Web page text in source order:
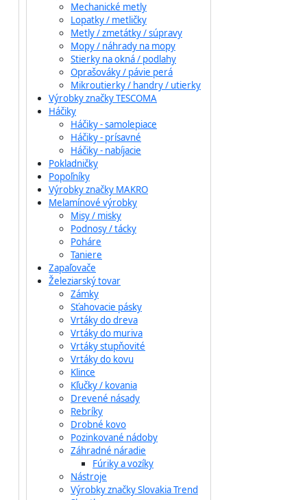
Mechanické metly
Lopatky / metličky
Metly / zmetátky / súpravy
Mopy / náhrady na mopy
Stierky na okná / podlahy
Oprašováky / pávie perá
Mikroutierky / handry / utierky
Výrobky značky TESCOMA
Háčiky
Háčiky - samolepiace
Háčiky - prísavné
Háčiky - nabíjacie
Pokladničky
Popoľníky
Výrobky značky MAKRO
Melamínové výrobky
Misy / misky
Podnosy / tácky
Poháre
Taniere
Zapaľovače
Železiarský tovar
Zámky
Sťahovacie pásky
Vrtáky do dreva
Vrtáky do muriva
Vrtáky stupňovité
Vrtáky do kovu
Klince
Kľučky / kovania
Drevené násady
Rebríky
Drobné kovo
Pozinkované nádoby
Záhradné náradie
Fúriky a vozíky
Nástroje
Výrobky značky Slovakia Trend